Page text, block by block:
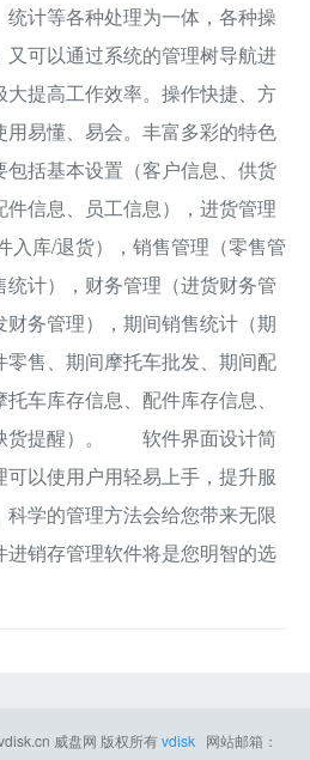
计等各种处理为一体，各种操
可以通过系统的管理树导航进
提高工作效率。操作快捷、方
易懂、易会。丰富多彩的特色
基本设置（客户信息、供货
信息、员工信息），进货管理
入库/退货），销售管理（零售管
计），财务管理（进货财务管
务管理），期间销售统计（期
售、期间摩托车批发、期间配
车库存信息、配件库存信息、
货提醒）。 软件界面设计简
以使用户用轻易上手，提升服
学的管理方法会给您带来无限
销存管理软件将是您明智的选
威盘网 版权所有vdisk 网站邮箱：